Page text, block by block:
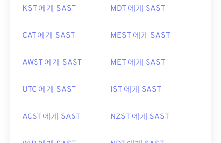
KST 에게 SAST MDT 에게 SAST
CAT 에게 SAST MEST 에게 SAST
AWST 에게 SAST MET 에게 SAST
UTC 에게 SAST IST 에게 SAST
ACST 에게 SAST NZST 에게 SAST